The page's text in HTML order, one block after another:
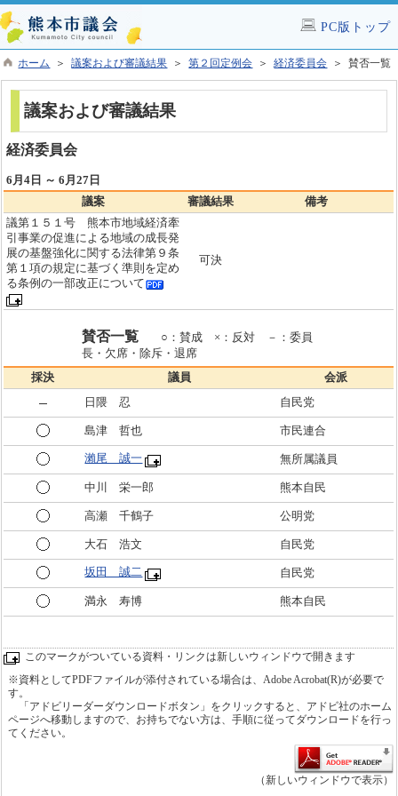
PC版トップ
ホーム ＞議案および審議結果 ＞第２回定例会 ＞経済委員会 ＞ 賛否一覧
議案および審議結果
経済委員会
6月4日 ～ 6月27日
議案
審議結果
備考
議第１５１号 熊本市地域経済牽
引事業の促進による地域の成長発
展の基盤強化に関する法律第９条
第１項の規定に基づく準則を定め
る条例の一部改正について
可決
賛否一覧
○：賛成 ×：反対 －：委員
長・欠席・除斥・退席
採決 議員
会派
日隈 忍
自民党
島津 哲也 市民連合
瀨尾 誠一 無所属議員
中川 栄一郎 熊本自民
高瀬 千鶴子 公明党
大石 浩文 自民党
坂田 誠二 自民党
満永 寿博 熊本自民
このマークがついている資料・リンクは新しいウィンドウで開きます
※資料としてPDFファイルが添付されている場合は、Adobe Acrobat(R)が必要で
す。
「アドビリーダーダウンロードボタン」をクリックすると、アドビ社のホーム
ページへ移動しますので、お持ちでない方は、手順に従ってダウンロードを行っ
てください。
（新しいウィンドウで表示）